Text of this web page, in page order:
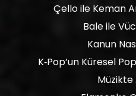
Çello ile Keman
Bale ile
Kanun
K‑Pop’un Küresel